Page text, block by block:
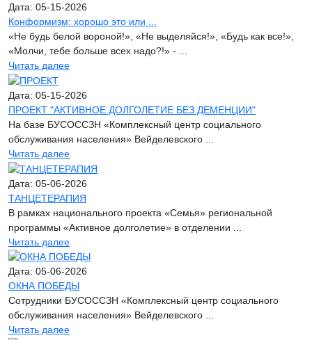
Дата: 05-15-2026
Конформизм: хорошо это или ...
«Не будь белой вороной!», «Не выделяйся!», «Будь как все!»,
«Молчи, тебе больше всех надо?!» - ...
Читать далее
Дата: 05-15-2026
ПРОЕКТ "АКТИВНОЕ ДОЛГОЛЕТИЕ БЕЗ ДЕМЕНЦИИ"
На базе БУСОССЗН «Комплексный центр социального
обслуживания населения» Вейделевского ...
Читать далее
Дата: 05-06-2026
ТАНЦЕТЕРАПИЯ
В рамках национального проекта «Семья» региональной
программы «Активное долголетие» в отделении ...
Читать далее
Дата: 05-06-2026
ОКНА ПОБЕДЫ
Сотрудники БУСОССЗН «Комплексный центр социального
обслуживания населения» Вейделевского ...
Читать далее